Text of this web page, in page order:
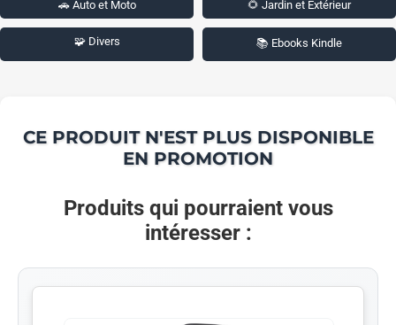
🚗 Auto et Moto 🌻 Jardin et Extérieur
🧩 Divers 📚 Ebooks Kindle
CE PRODUIT N'EST PLUS DISPONIBLE
EN PROMOTION
Produits qui pourraient vous
intéresser :